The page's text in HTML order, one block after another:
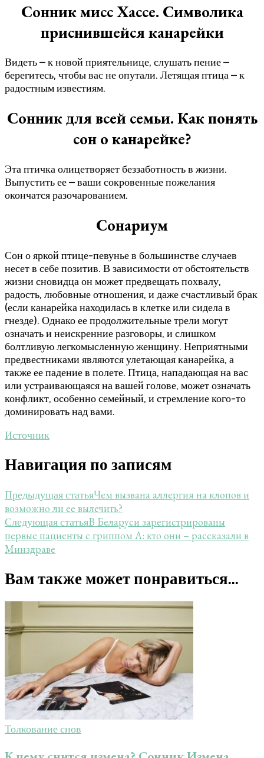
Сонник мисс Хассе. Символика
приснившейся канарейки
Видеть – к новой приятельнице, слушать пение –
берегитесь, чтобы вас не опутали. Летящая птица – к
радостным известиям.
Сонник для всей семьи. Как понять
сон о канарейке?
Эта птичка олицетворяет беззаботность в жизни.
Выпустить ее – ваши сокровенные пожелания
окончатся разочарованием.
Сонариум
Сон о яркой птице-певунье в большинстве случаев
несет в себе позитив. В зависимости от обстоятельств
жизни сновидца он может предвещать похвалу,
радость, любовные отношения, и даже счастливый брак
(если канарейка находилась в клетке или сидела в
гнезде). Однако ее продолжительные трели могут
означать и неискренние разговоры, и слишком
болтливую легкомысленную женщину. Неприятными
предвестниками являются улетающая канарейка, а
также ее падение в полете. Птица, нападающая на вас
или устраивающаяся на вашей голове, может означать
конфликт, особенно семейный, и стремление кого-то
доминировать над вами.
Источник
Навигация по записям
Предыдущая статьяЧем вызвана аллергия на клопов и
возможно ли ее вылечить?
Следующая статьяВ Беларуси зарегистрированы
первые пациенты с гриппом A: кто они – рассказали в
Минздраве
Вам также может понравиться...
Толкование снов